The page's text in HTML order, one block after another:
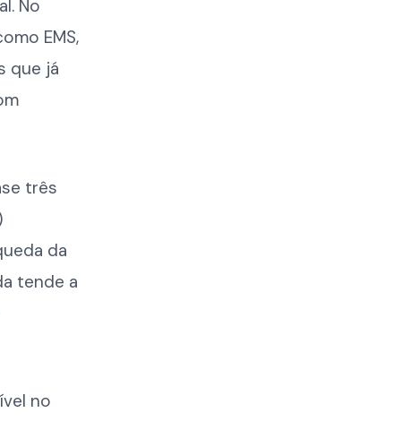
No
EMS,
que já
três
da
tende a
no